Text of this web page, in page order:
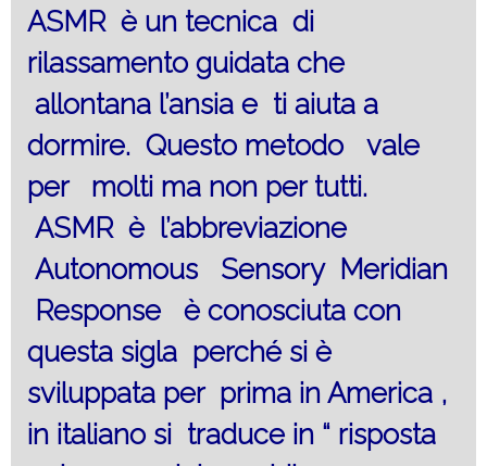
ASMR è un tecnica di
rilassamento guidata che
allontana l’ansia e ti aiuta a
dormire. Questo metodo vale
per molti ma non per tutti.
ASMR è l’abbreviazione
Autonomous Sensory Meridian
Response è conosciuta con
questa sigla perché si è
sviluppata per prima in America ,
in italiano si traduce in “ risposta